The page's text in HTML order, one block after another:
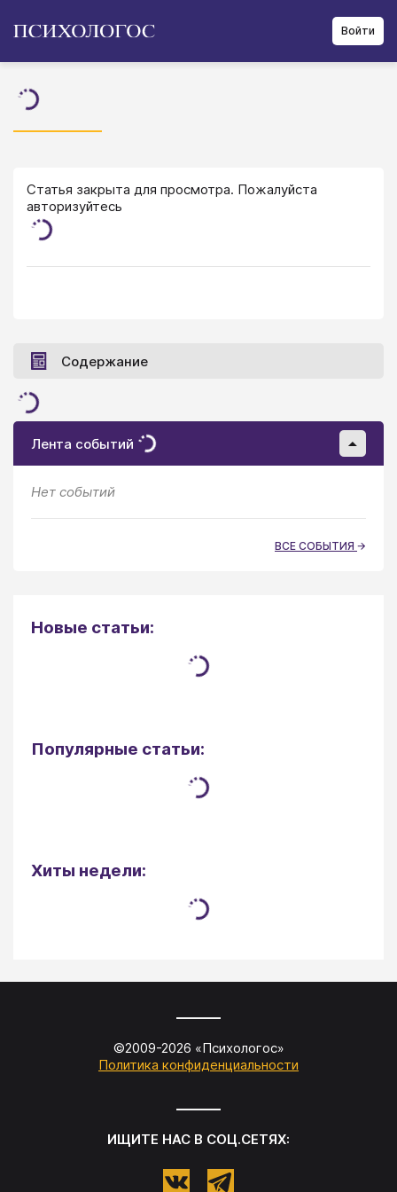
Войти
Статья закрыта для просмотра. Пожалуйста
авторизуйтесь
Содержание
Лента событий
Нет событий
ВСЕ СОБЫТИЯ
Новые статьи:
Популярные статьи:
Хиты недели:
©2009-2026 «Психологос»
Политика конфиденциальности
ИЩИТЕ НАС В СОЦ.СЕТЯХ: